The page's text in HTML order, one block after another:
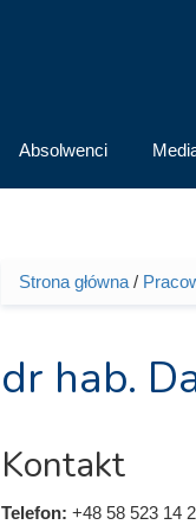
Absolwenci
Jesteś tutaj
Strona główna/
dr hab.
Kontakt
Telefon: +48 58 523 14